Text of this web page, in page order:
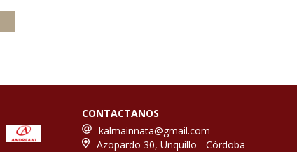
CONTACTANOS
kalmainnata@gmail.com
Azopardo 30, Unquillo - Córdoba